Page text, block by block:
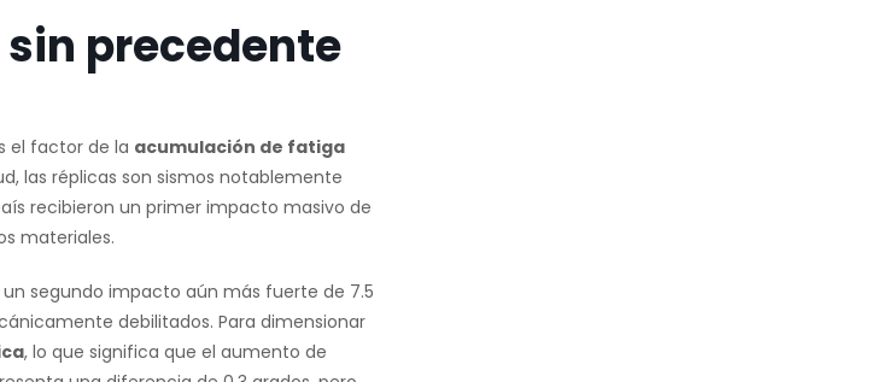
precedente
el factor de la acumulación de fatiga
las réplicas son sismos notablemente
recibieron un primer impacto masivo de
materiales.
segundo impacto aún más fuerte de 7.5
debilitados. Para dimensionar
, lo que significa que el aumento de